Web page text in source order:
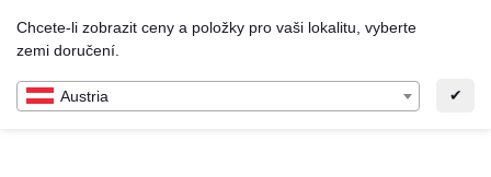
Chcete-li zobrazit ceny a položky pro vaši lokalitu, vyberte
zemi doručení.
Austria ✔
CS 0